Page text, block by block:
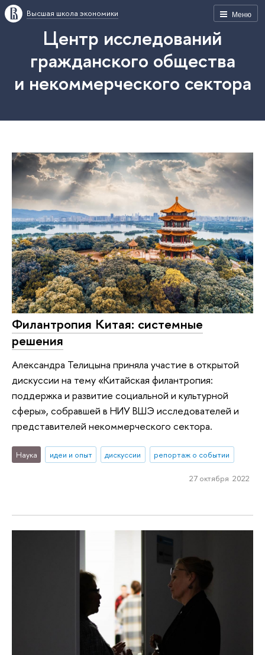
Меню
Высшая школа экономики
Центр исследований
гражданского общества
и некоммерческого сектора
Филантропия Китая: системные
решения
Александра Телицына приняла участие в открытой
дискуссии на тему «Китайская филантропия:
поддержка и развитие социальной и культурной
сферы», собравшей в НИУ ВШЭ исследователей и
представителей некоммерческого сектора.
Наука идеи и опыт дискуссии репортаж о событии
27 октября 2022